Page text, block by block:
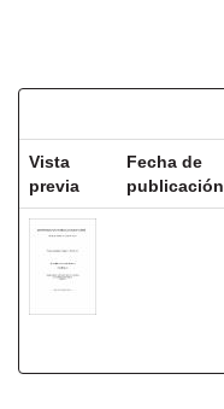
Vista
previa
Fecha de
publicación